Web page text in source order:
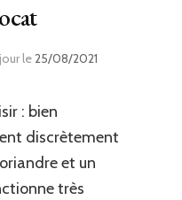
le25/08/2021
: bien
discrètement
et un
très